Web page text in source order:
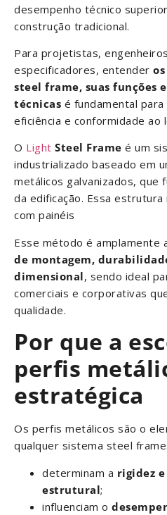
desempenho técnico
construção tradicional.
Para projetistas,
especificadores, entender os
steel frame, suas funções
técnicas é fundamental
eficiência e conformidade ao
O Light Steel Frame é um
industrializado baseado em
metálicos galvanizados, que
da edificação. Essa
com painéis
Esse método é amplamente
de montagem,
dimensional, sendo ideal
comerciais e corporativas
qualidade.
Por que a
perfis
estratégica
Os perfis metálicos são o
qualquer sistema steel
determinam a rigidez
estrutural;
influenciam o